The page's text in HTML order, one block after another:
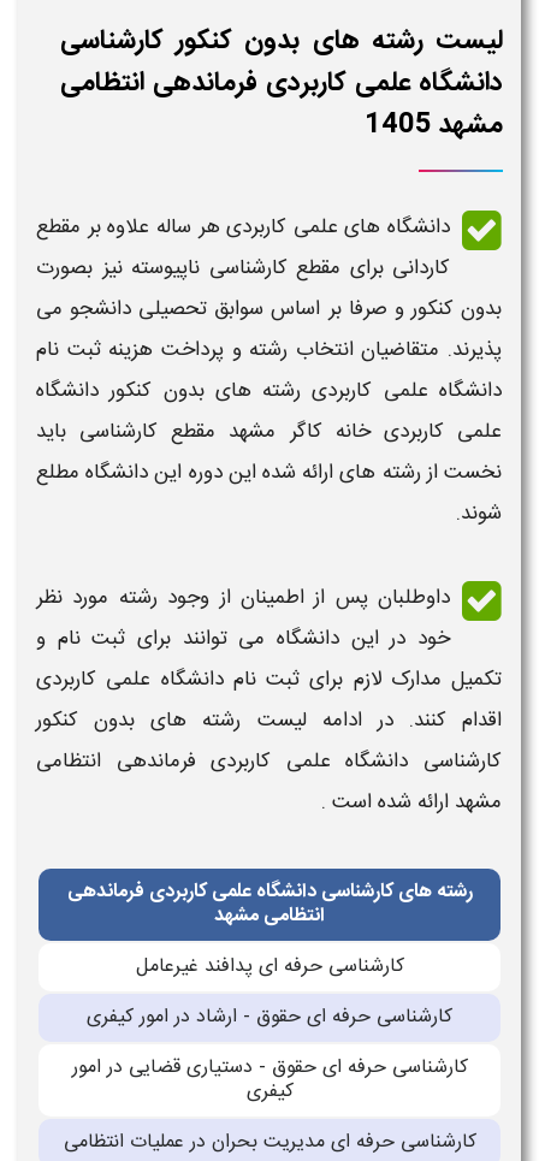
لیست رشته های بدون کنکور کارشناسی
دانشگاه علمی کاربردی فرماندهی انتظامی
مشهد 1405
دانشگاه های علمی کاربردی هر ساله علاوه بر مقطع
کاردانیبرای مقطع کارشناسی ناپیوسته نیز بصورت
بدون کنکور و صرفا بر اساس سوابق تحصیلی دانشجو می
پذیرند. متقاضیان انتخاب رشته و پرداخت هزینه ثبت نام
دانشگاه علمی کاربردی رشته های بدون کنکور دانشگاه
علمی کاربردی خانه کاگر مشهد مقطع کارشناسی باید
نخست از رشته های ارائه شده این دوره این دانشگاه مطلع
شوند.
داوطلبان پس از اطمینان از وجود رشته مورد نظر
خود در این دانشگاه می توانند برای ثبت نام و
تکمیل مدارک لازم برای ثبت نام دانشگاه علمی کاربردی
اقدام کنند. در ادامهلیست رشته های بدون کنکور
کارشناسی دانشگاه علمی کاربردی فرماندهی انتظامی
مشهد ارائه شده است .
رشته های کارشناسی دانشگاه علمی کاربردی فرماندهی
انتظامی مشهد
کارشناسی حرفه ای پدافند غیرعامل
کارشناسی حرفه ای حقوق - ارشاد در امور کیفری
کارشناسی حرفه ای حقوق - دستیاری قضایی در امور
کیفری
کارشناسی حرفه ای مدیریت بحران در عملیات انتظامی